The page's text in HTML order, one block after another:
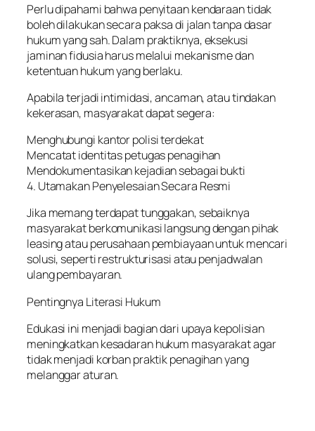
Perlu dipahami bahwa penyitaan kendaraan tidak
boleh dilakukan secara paksa di jalan tanpa dasar
hukum yang sah. Dalam praktiknya, eksekusi
jaminan fidusia harus melalui mekanisme dan
ketentuan hukum yang berlaku.
Apabila terjadi intimidasi, ancaman, atau tindakan
kekerasan, masyarakat dapat segera:
Menghubungi kantor polisi terdekat
Mencatat identitas petugas penagihan
Mendokumentasikan kejadian sebagai bukti
4. Utamakan Penyelesaian Secara Resmi
Jika memang terdapat tunggakan, sebaiknya
masyarakat berkomunikasi langsung dengan pihak
leasing atau perusahaan pembiayaan untuk mencari
solusi, seperti restrukturisasi atau penjadwalan
ulang pembayaran.
Pentingnya Literasi Hukum
Edukasi ini menjadi bagian dari upaya kepolisian
meningkatkan kesadaran hukum masyarakat agar
tidak menjadi korban praktik penagihan yang
melanggar aturan.